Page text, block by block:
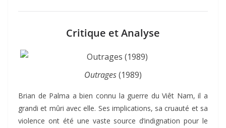
Critique et Analyse
Outrages(1989)
Brian de Palma a bien connu la guerre du Viêt Nam, il a
grandi et mûri avec elle. Ses implications, sa cruauté et sa
violence ont été une vaste source d’indignation pour le